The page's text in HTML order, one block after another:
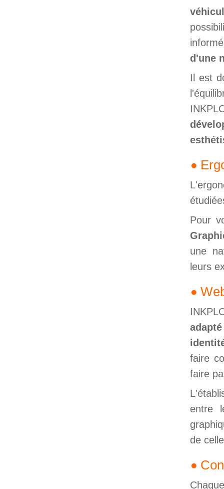
d'une
Il est
Pour
une
leurs
faire
faire
entre
de